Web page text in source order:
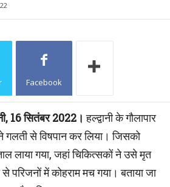
Facebook
16 सितंबर 2022। हल्द्वानी के गौलापार
गलती से विषपान कर लिया। जिसको
लाया गया, जहां चिकित्सकों ने उसे मृत
परिजनों में कोहराम मच गया। बताया जा